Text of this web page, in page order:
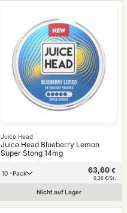
Juice Head
Juice Head Blueberry Lemon
Super Stong 14mg
10 -Pack 63,60 €
6,36 €/St.
Nicht auf Lager